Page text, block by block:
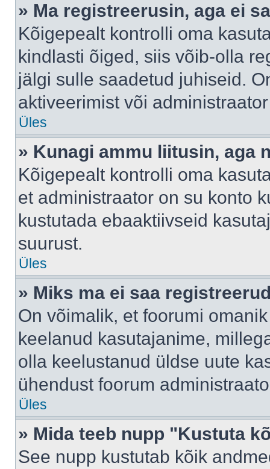
» Ma registreerusin, aga ei
Kõigepealt kontrolli oma
kindlasti õiged, siis võib-olla
jälgi sulle saadetud juhiseid.
aktiveerimist või
Üles
» Kunagi ammu liitusin, aga
Kõigepealt kontrolli oma
et administraator on su konto
kustutada ebaaktiivseid
suurust.
Üles
» Miks ma ei saa
On võimalik, et foorumi
keelanud kasutajanime,
olla keelustanud üldse uute
ühendust foorum
Üles
» Mida teeb nupp "Kustuta
See nupp kustutab kõik